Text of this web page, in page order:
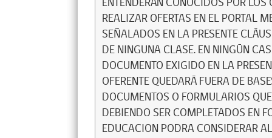
REALIZAR OFERTAS EN EL PORTAL
SEÑALADOS EN LA PRESENTE
DE NINGUNA CLASE. EN NINGÚN
DOCUMENTO EXIGIDO EN LA
OFERENTE QUEDARÁ FUERA DE
DOCUMENTOS O FORMULARIOS
DEBIENDO SER COMPLETADOS EN
EDUCACION PODRA CONSIDERAR